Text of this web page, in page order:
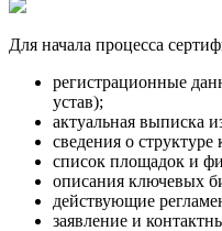
Для начала процесса
регистрационные
устав);
актуальная выписка
сведения о
список площадок и
описания ключевых
действующие
заявление и